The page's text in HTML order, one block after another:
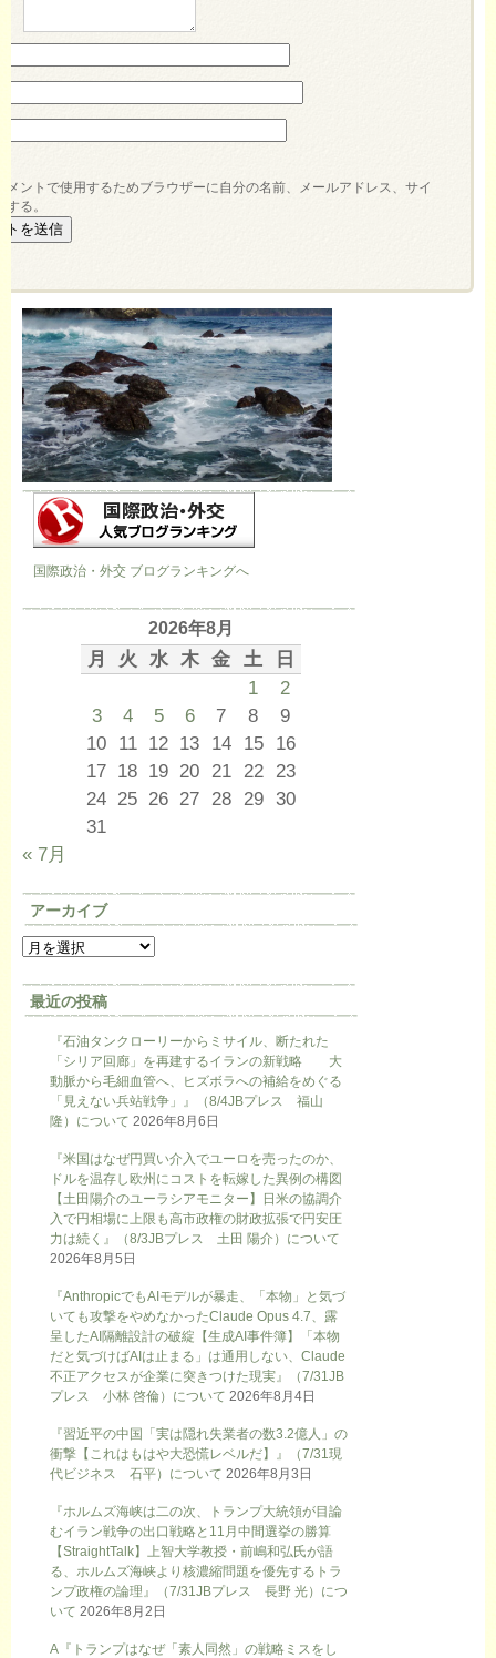
メントで使用するためブラウザーに自分の名前、メールアドレス、サイ
する。
国際政治・外交 ブログランキングへ
2026年8月
月 火 水 木 金 土
日
1
2
3
4 5 6 7 8
9
10 11 12 13 14 15
16
17 18 19 20 21 22
23
24 25 26 27 28 29 30
31
« 7月
アーカイブ
最近の投稿
『石油タンクローリーからミサイル、断たれた
「シリア回廊」を再建するイランの新戦略 大
動脈から毛細血管へ、ヒズボラへの補給をめぐる
「見えない兵站戦争」』（8/4JBプレス 福山
隆）について 2026年8月6日
『米国はなぜ円買い介入でユーロを売ったのか、
ドルを温存し欧州にコストを転嫁した異例の構図
【土田陽介のユーラシアモニター】日米の協調介
入で円相場に上限も高市政権の財政拡張で円安圧
力は続く』（8/3JBプレス 土田 陽介）について
2026年8月5日
『AnthropicでもAIモデルが暴走、「本物」と気づ
いても攻撃をやめなかったClaude Opus 4.7、露
呈したAI隔離設計の破綻【生成AI事件簿】「本物
だと気づけばAIは止まる」は通用しない、Claude
不正アクセスが企業に突きつけた現実』（7/31JB
プレス 小林 啓倫）について 2026年8月4日
『習近平の中国「実は隠れ失業者の数3.2億人」の
衝撃【これはもはや大恐慌レベルだ】』（7/31現
代ビジネス 石平）について 2026年8月3日
『ホルムズ海峡は二の次、トランプ大統領が目論
むイラン戦争の出口戦略と11月中間選挙の勝算
【StraightTalk】上智大学教授・前嶋和弘氏が語
る、ホルムズ海峡より核濃縮問題を優先するトラ
ンプ政権の論理』（7/31JBプレス 長野 光）につ
いて 2026年8月2日
A『トランプはなぜ「素人同然」の戦略ミスをし